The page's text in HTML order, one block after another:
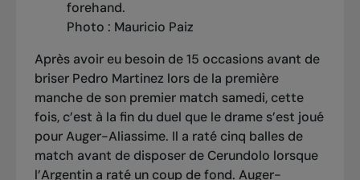
Photo : Mauricio Paiz
Après avoir eu besoin de 15 occasions avant de
briser Pedro Martinez lors de la première
manche de son premier match samedi, cette
fois, c’est à la fin du duel que le drame s’est joué
pour Auger-Aliassime. Il a raté cinq balles de
match avant de disposer de Cerundolo lorsque
l’Argentin a raté un coup de fond. Auger-